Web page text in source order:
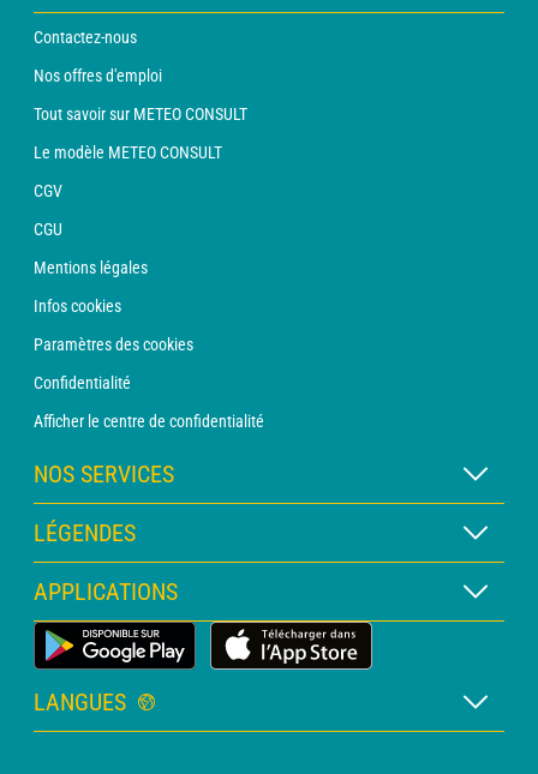
Contactez-nous
Nos offres d'emploi
Tout savoir sur METEO CONSULT
Le modèle METEO CONSULT
CGV
CGU
Mentions légales
Infos cookies
Paramètres des cookies
Confidentialité
Afficher le centre de confidentialité
NOS SERVICES
Abonnement METEO Xpert
Abonnement METEO PRO
Consultation avec un prévisionniste
Bulletin PRO
LÉGENDES
Légende des cartes
Légende des pictogrammes
Glossaire
APPLICATIONS
Application Météo Terrestre
LANGUES